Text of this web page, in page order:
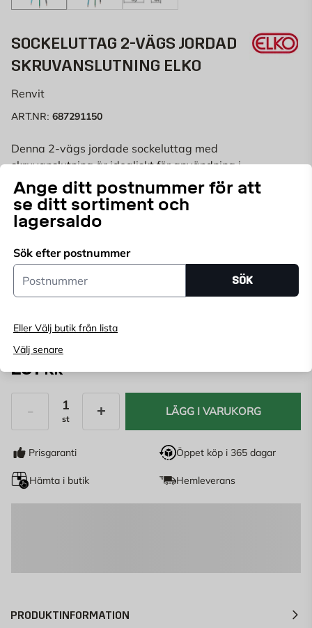
Ange ditt postnummer för att
se ditt sortiment och
lagersaldo
Sök efter postnummer
Postnummer
SÖK
Eller Välj butik från lista
Välj senare
SOCKELUTTAG 2-VÄGS JORDAD
SKRUVANSLUTNING ELKO
Renvit
ART.NR: 687291150
Denna 2-vägs jordade sockeluttag med
skruvanslutning är idealiskt för användning i
hemmamiljö. Tack vare sin vita färg och matta yta
integreras den smidigt i de flesta miljöer.
Läs mer
Endast online
FÄRG:RENVIT
231 KR
st
LÄGG I VARUKORG
Prisgaranti Öppet köp i 365 dagar
Hämta i butik Hemleverans
PRODUKTINFORMATION